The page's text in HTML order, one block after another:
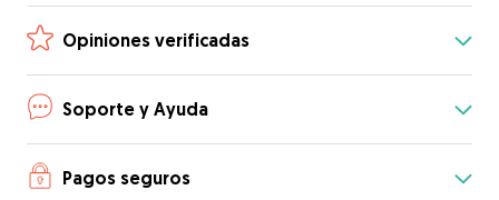
Opiniones verificadas
Soporte y Ayuda
Pagos seguros